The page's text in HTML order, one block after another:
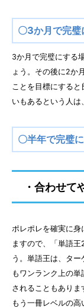
〇3か月で完璧
3か月で完璧にする
ょう。その後に2か
ことを目標にする
いもあるという人は
〇半年で完璧
・合わせて
ポレポレを確実に身
ますので、「単語
う。単語王は、タ
もワンランク上の
されることもあり
もう一冊レベルの